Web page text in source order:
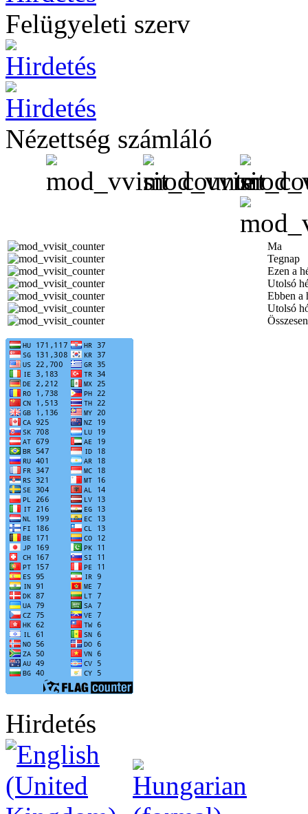
Felügyeleti szerv
Nézettség számláló
Ma
Tegnap
Ezen a
Utolsó
Ebben a
Utolsó
Összesen
Hirdetés